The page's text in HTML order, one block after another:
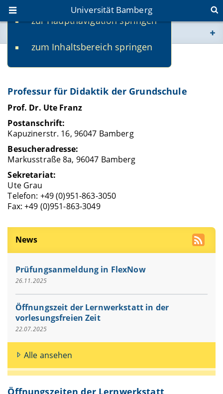
zur Hauptnavigation springen
zum Inhaltsbereich springen
Universität Bamberg
www.uni-bamberg.de
fis.uni-bamberg.de
Kontakt
Professur für Didaktik der Grundschule
Prof. Dr. Ute Franz
Postanschrift:
Kapuzinerstr. 16, 96047 Bamberg
Besucheradresse:
Markusstraße 8a, 96047 Bamberg
Sekretariat:
Ute Grau
Telefon: +49 (0)951-863-3050
Fax: +49 (0)951-863-3049
News
Prüfungsanmeldung in FlexNow
26.11.2025
Öffnungszeit der Lernwerkstatt in der
vorlesungsfreien Zeit
22.07.2025
Alle ansehen
Öffnungszeiten der Lernwerkstatt